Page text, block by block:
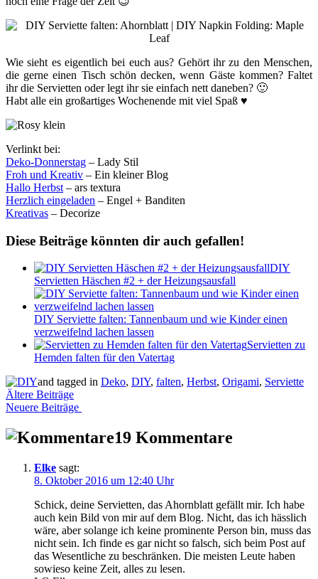
Wie sieht es eigentlich bei euch aus? Gehört ihr zu den Menschen,
die gerne einen Tisch schön decken, wenn Gäste kommen? Faltet
ihr die Servietten oder legt ihr sie einfach nett daneben? 🙂
Habt alle ein großartiges Wochenende mit viel Spaß ♥
Verlinkt bei:
Deko-Donnerstag – Lady Stil
Froh und Kreativ – Ein kleiner Blog
Hallo Herbst – ars textura
Herzlich eingeladen – Engel + Banditen
Kreativas – Decorize
Diese Beiträge könnten dir auch gefallen!
DIY
Servietten Häschen #2 + der Heizungsausfall
DIY Serviette falten: Tannenbaum und wie Kinder einen
verzweifelnd lachen lassen
Servietten zu
Hemden falten für den Vatertag
and tagged in Deko, DIY, falten, Herbst, Origami, Serviette
Beitragsnavigation
Ältere Beiträge
Neuere Beiträge
19 Kommentare
Elke sagt:
8. Oktober 2016 um 12:40 Uhr
Schick, deine Servietten, das Ahornblatt gefällt mir. Ich habe
auch kein Bild von mir auf dem Blog. Nicht, das ich hässlich
wäre, aber solange ich keine prominente Person bin, muss das
nicht sein. Ich finde es gar nicht so falsch, sich beim Post auf
das Wesentliche zu beschränken. Die meisten Leute haben
sowieso keine Zeit, alles zu lesen.